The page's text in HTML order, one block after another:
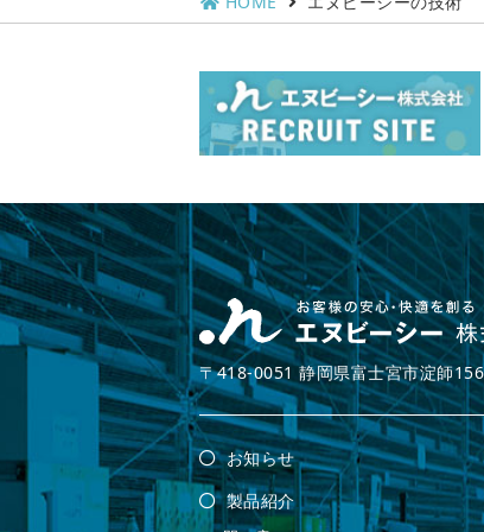
〒418-0051 静岡県富士宮市淀師
お知らせ
製品紹介